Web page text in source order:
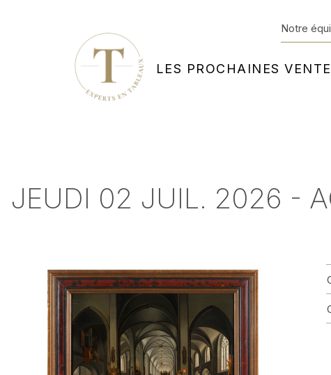
LES PROCHAINES
Notre
JEUDI 02 JUIL. 2026 -